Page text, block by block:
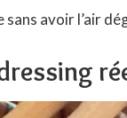
avoir l’air